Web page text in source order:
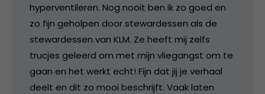
hyperventileren. Nog nooit ben ik zo goed en
zo fijn geholpen door stewardessen als de
stewardessen van KLM. Ze heeft mij zelfs
trucjes geleerd om met mijn vliegangst om te
gaan en het werkt echt! Fijn dat jij je verhaal
deelt en dit zo mooi beschrijft. Vaak laten